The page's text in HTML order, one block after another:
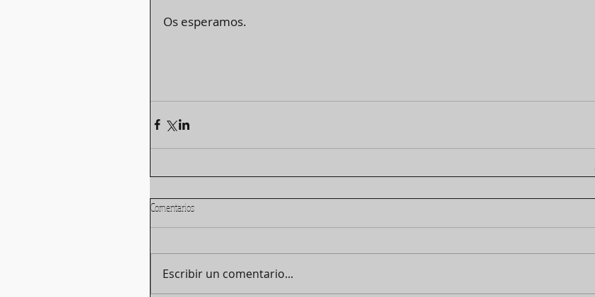
Os esperamos.
Comentarios
Escribir un comentario...